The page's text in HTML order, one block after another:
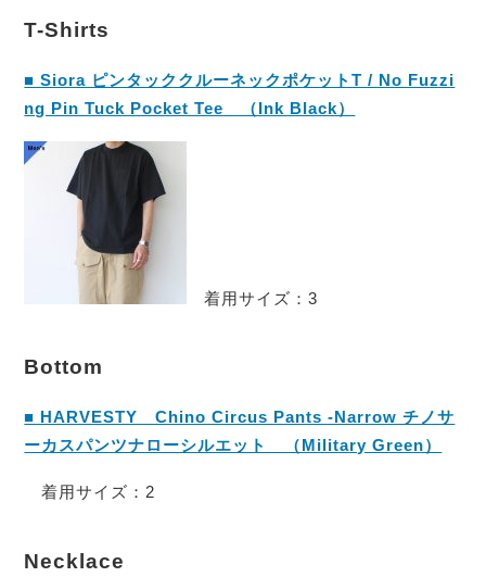
T-Shirts
■ Siora ピンタッククルーネックポケットT / No Fuzzi
ng Pin Tuck Pocket Tee （Ink Black）
着用サイズ：3
Bottom
■ HARVESTY Chino Circus Pants -Narrow チノサ
ーカスパンツナローシルエット （Military Green）
着用サイズ：2
Necklace